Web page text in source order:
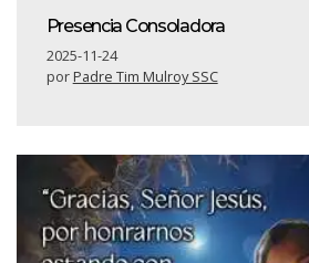
Presencia Consoladora
2025-11-24
porPadre Tim Mulroy SSC